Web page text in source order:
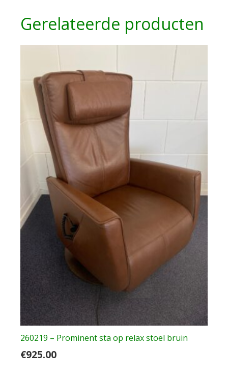
Gerelateerde producten
260219 – Prominent sta op relax stoel bruin
€925.00